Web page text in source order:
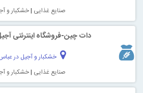
صنایع غذایی |خشکبار و
دات چین-فروشگاه اینترنتی
خشکبار و آجیل در
صنایع غذایی |خشکبار و